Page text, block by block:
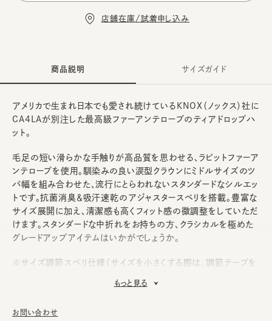
店舗在庫/試着申し込み
商品説明
アメリカで生まれ日本でも愛され続けているKNOX（ノックス）社に
CA4LAが別注した最高級ファーアンテロープのティアドロップハ
ット。
毛足の短い滑らかな手触りが高品質を思わせる、ラビットファーア
ンテロープを使用。馴染みの良い涙型クラウンにミドルサイズのツ
バ幅を組み合わせた、流行にとらわれないスタンダードなシルエッ
トです。抗菌消臭＆吸汗速乾のアジャスタースベリを搭載。豊富な
サイズ展開に加え、清潔感も高くフィット感の微調整をしていただ
けます。スタンダードな中折れをお持ちの方、クラシカルを極めた
グレードアップアイテムはいかがでしょうか。
※サイズ調節スベリ仕様（サイズを小さくする際は、調節テープを
もっと見る
サイズガイド
お問い合わせ